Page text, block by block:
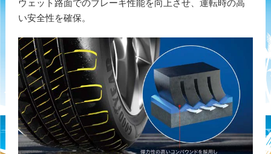
ウェット路面でのブレーキ性能を向上させ、運転時の高
い安全性を確保。